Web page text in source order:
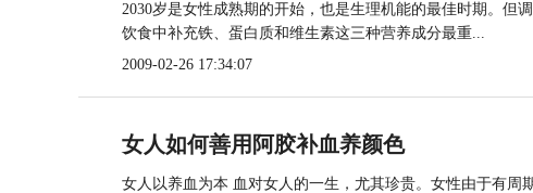
2030岁是女性成熟期的开始，也是生理机能的最佳时期。但
饮食中补充铁、蛋白质和维生素这三种营养成分最重...
2009-02-26 17:34:07
女人如何善用阿胶补血养颜色
女人以养血为本 血对女人的一生，尤其珍贵。女性由于有